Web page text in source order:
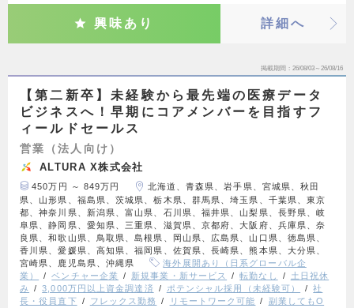
興味あり 詳細へ
掲載期間 26/08/03～26/08/16
【第二新卒】未経験から最先端の医療データ
ビジネスへ！早期にコアメンバーを目指すフ
ィールドセールス
営業（法人向け）
ALTURA X株式会社
450万円 ～ 849万円
北海道、青森県、岩手県、宮城県、秋田
県、山形県、福島県、茨城県、栃木県、群馬県、埼玉県、千葉県、東京
都、神奈川県、新潟県、富山県、石川県、福井県、山梨県、長野県、岐
阜県、静岡県、愛知県、三重県、滋賀県、京都府、大阪府、兵庫県、奈
良県、和歌山県、鳥取県、島根県、岡山県、広島県、山口県、徳島県、
香川県、愛媛県、高知県、福岡県、佐賀県、長崎県、熊本県、大分県、
宮崎県、鹿児島県、沖縄県
海外展開あり（日系グローバル企
業）
ベンチャー企業 新規事業・新サービス 転勤なし
土日祝休
み
3,000万円以上資金調達済 ポテンシャル採用（未経験可）
社
長・役員直下
フレックス勤務 リモートワーク可能
副業してもO